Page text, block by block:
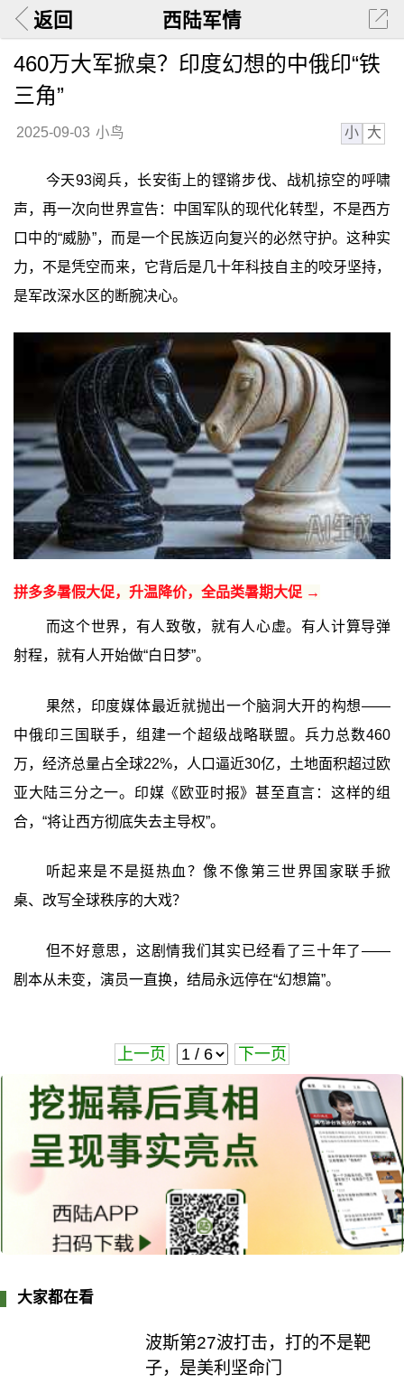
返回 西陆军情
460万大军掀桌？印度幻想的中俄印“铁
三角”
2025-09-03 小鸟 小 大
今天93阅兵，长安街上的铿锵步伐、战机掠空的呼啸
声，再一次向世界宣告：中国军队的现代化转型，不是西方
口中的“威胁”，而是一个民族迈向复兴的必然守护。这种实
力，不是凭空而来，它背后是几十年科技自主的咬牙坚持，
是军改深水区的断腕决心。
拼多多暑假大促，升温降价，全品类暑期大促 →
而这个世界，有人致敬，就有人心虚。有人计算导弹
射程，就有人开始做“白日梦”。
果然，印度媒体最近就抛出一个脑洞大开的构想——
中俄印三国联手，组建一个超级战略联盟。兵力总数460
万，经济总量占全球22%，人口逼近30亿，土地面积超过欧
亚大陆三分之一。印媒《欧亚时报》甚至直言：这样的组
合，“将让西方彻底失去主导权”。
听起来是不是挺热血？像不像第三世界国家联手掀
桌、改写全球秩序的大戏？
但不好意思，这剧情我们其实已经看了三十年了——
剧本从未变，演员一直换，结局永远停在“幻想篇”。
上一页 下一页
大家都在看
波斯第27波打击，打的不是靶
子，是美利坚命门